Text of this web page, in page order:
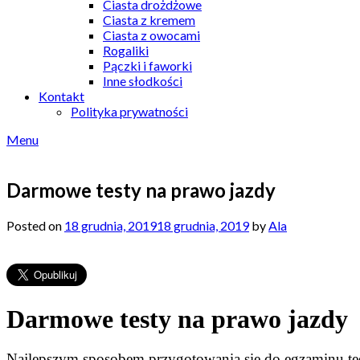
Ciasta drożdżowe
Ciasta z kremem
Ciasta z owocami
Rogaliki
Pączki i faworki
Inne słodkości
Kontakt
Polityka prywatności
Menu
Darmowe testy na prawo jazdy
Posted on 18 grudnia, 201918 grudnia, 2019byAla
Darmowe testy na prawo jazdy